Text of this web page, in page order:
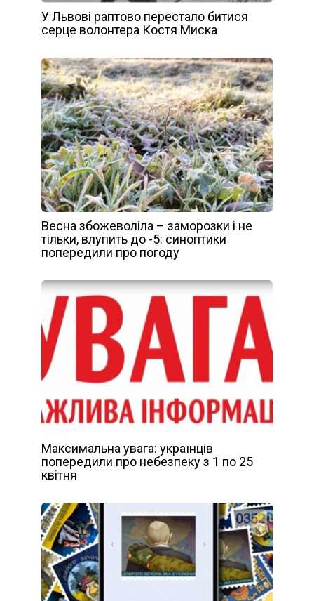
У Львові раптово перестало битися
серце волонтера Костя Миска
Весна збожеволіла – заморозки і не
тільки, влупить до -5: синоптики
попередили про погоду
Максимальна увага: українців
попередили про небезпеку з 1 по 25
квітня